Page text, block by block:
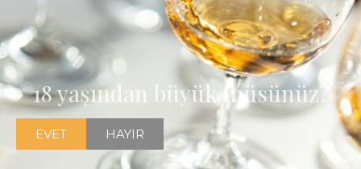
standart boy (70 cl) viskisi oldu
18 yaşından büyük müsünüz?
EVET HAYIR